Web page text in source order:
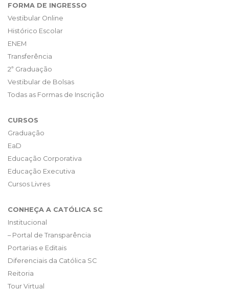
FORMA DE INGRESSO
Vestibular Online
Histórico Escolar
ENEM
Transferência
2ª Graduação
Vestibular de Bolsas
Todas as Formas de Inscrição
CURSOS
Graduação
EaD
Educação Corporativa
Educação Executiva
Cursos Livres
CONHEÇA A CATÓLICA SC
Institucional
– Portal de Transparência
Portarias e Editais
Diferenciais da Católica SC
Reitoria
Tour Virtual